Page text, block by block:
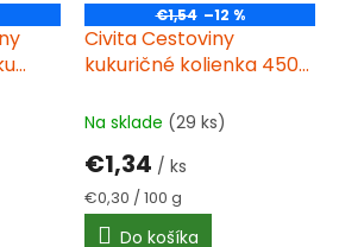
€1,54 –12 %
Civita Cestoviny
kukuričné kolienka 450g
Na sklade (29 ks)
€1,34 / ks
Jednotková
cena:
€0,30 / 100 g
Do košíka